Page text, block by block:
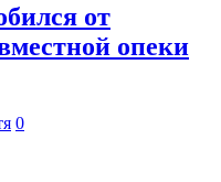
от
опеки
0